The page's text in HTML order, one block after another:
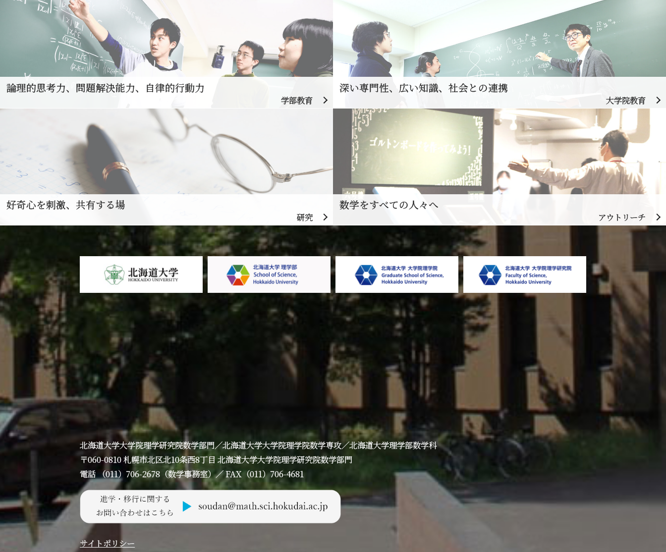
論理的思考力、問題解決能力、自律的行動力
学部教育
深い専門性、広い知識、社会との連携
大学院教育
好奇心を刺激、共有する場
研究
数学をすべての人々へ
アウトリーチ
北海道大学大学院理学研究院数学部門／北海道大学大学院理学院数学専攻／北海道大学理学部数学科
〒060-0810 札幌市北区北10条西8丁目 北海道大学大学院理学研究院数学部門
電話 （011）706-2678（数学事務室）／ FAX（011）706-4681
サイトポリシー